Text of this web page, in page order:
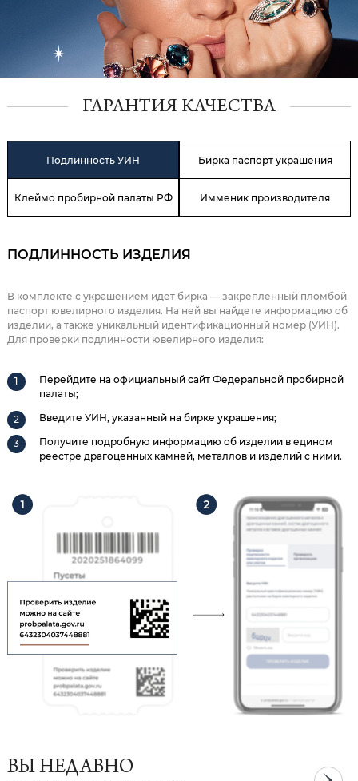
ГАРАНТИЯ КАЧЕСТВА
Подлинность УИН Бирка паспорт украшения
Клеймо пробирной палаты РФ Имменик производителя
ПОДЛИННОСТЬ ИЗДЕЛИЯ
В комплекте с украшением идет бирка — закрепленный пломбой
паспорт ювелирного изделия. На ней вы найдете информацию об
изделии, а также уникальный идентификационный номер (УИН).
Для проверки подлинности ювелирного изделия:
Перейдите на официальный сайт Федеральной пробирной
палаты;
Введите УИН, указанный на бирке украшения;
Получите подробную информацию об изделии в едином
реестре драгоценных камней, металлов и изделий с ними.
ВЫ НЕДАВНО